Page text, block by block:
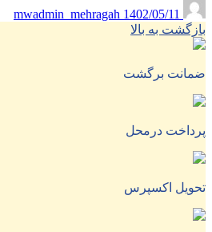
1402/05/11
بازگشت به بالا
ضمانت برگشت
پرداخت درمحل
تحویل اکسپرس